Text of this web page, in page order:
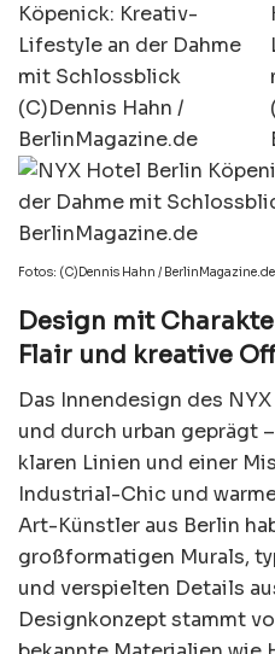
Fotos: (C)Dennis Hahn / BerlinMagazine.de
Design mit
Flair und kreative
Das Innendesign des
und durch urban geprägt
klaren Linien und einer
Industrial-Chic und
Art-Künstler aus Berlin
großformatigen Murals,
und verspielten Details
Designkonzept stammt